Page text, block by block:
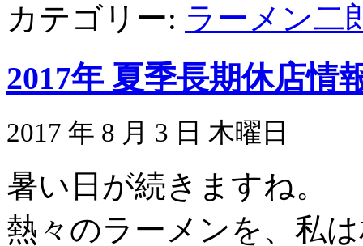
カテゴリー: ラーメン二
2017年 夏季長期休店情
2017 年 8 月 3 日 木曜日
暑い日が続きますね。
熱々のラーメンを、私